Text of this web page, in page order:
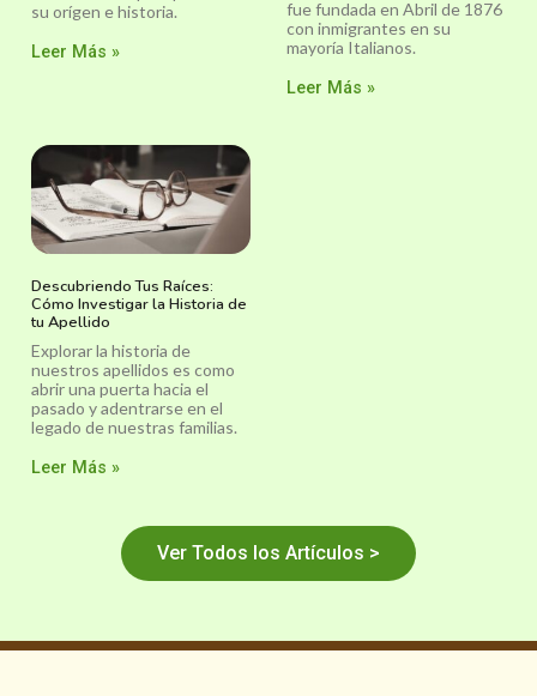
su orígen e historia.
Leer Más »
fue fundada en Abril de 1876
con inmigrantes en su
mayoría Italianos.
Leer Más »
Descubriendo Tus Raíces:
Cómo Investigar la Historia de
tu Apellido
Explorar la historia de
nuestros apellidos es como
abrir una puerta hacia el
pasado y adentrarse en el
legado de nuestras familias.
Leer Más »
Ver Todos los Artículos >